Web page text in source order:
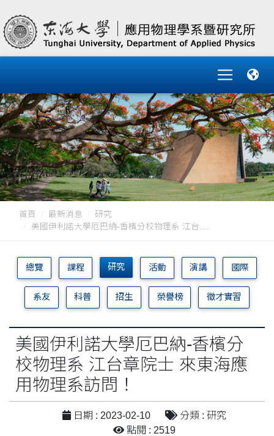
首頁 最新消息
研究
美國伊利諾大學厄巴納-香檳分校物理系 江台....
總覽 課程 研究 活動 演講 國際
系友 科普 招生 榮譽榜 徵才實習
美國伊利諾大學厄巴納-香檳分
校物理系 江台章院士 來東海應
用物理系訪問！
日期 : 2023-02-10
分類 : 研究
點閱 : 2519